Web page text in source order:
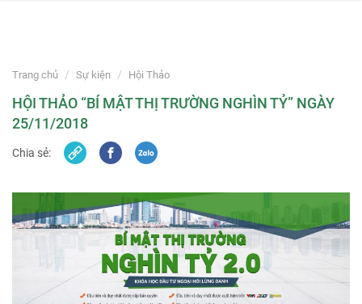
Trang chủ Sự kiện Hội Thảo
HỘI THẢO “BÍ MẬT THỊ TRƯỜNG NGHÌN TỶ” NGÀY
25/11/2018
Chia sẻ: